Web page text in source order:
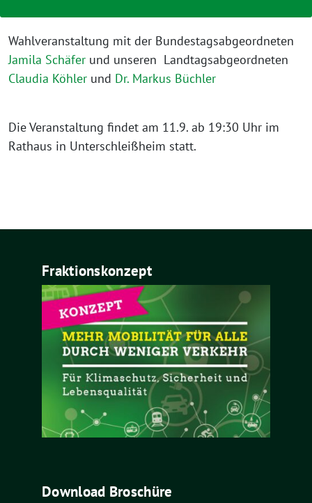
Wahlveranstaltung mit der Bundestagsabgeordneten
Jamila Schäfer und unseren Landtagsabgeordneten
Claudia Köhler und Dr. Markus Büchler
Die Veranstaltung findet am 11.9. ab 19:30 Uhr im
Rathaus in Unterschleißheim statt.
Fraktionskonzept
Download Broschüre